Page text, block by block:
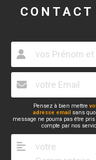
CONTACT
Pensez à bien mettre
adresse email sans
message ne pourra pas être
compte par nos